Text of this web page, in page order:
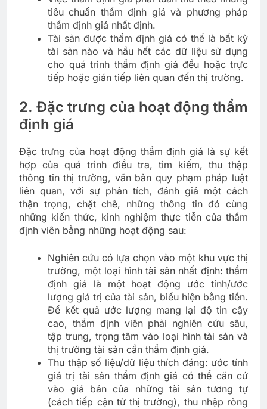
tiêu chuẩn thẩm định giá và phương pháp
thẩm định giá nhất định.
Tài sản được thẩm định giá có thể là bất kỳ
tài sản nào và hầu hết các dữ liệu sử dụng
cho quá trình thẩm định giá đều hoặc trực
tiếp hoặc gián tiếp liên quan đến thị trường.
2. Đặc trưng của hoạt động thẩm
định giá
Đặc trưng của hoạt động thẩm định giá là sự kết
hợp của quá trình điều tra, tìm kiếm, thu thập
thông tin thị trường, văn bản quy phạm pháp luật
liên quan, với sự phân tích, đánh giá một cách
thận trọng, chặt chẽ, những thông tin đó cùng
những kiến thức, kinh nghiệm thực tiễn của thẩm
định viên bằng những hoạt động sau:
Nghiên cứu có lựa chọn vào một khu vực thị
trường, một loại hình tài sản nhất định: thẩm
định giá là một hoạt động ước tính/ước
lượng giá trị của tài sản, biểu hiện bằng tiền.
Để kết quả ước lượng mang lại độ tin cậy
cao, thẩm định viên phải nghiên cứu sâu,
tập trung, trọng tâm vào loại hình tài sản và
thị trường tài sản cần thẩm định giá.
Thu thập số liệu/dữ liệu thích đáng: ước tính
giá trị tài sản thẩm định giá có thể căn cứ
vào giá bán của những tài sản tương tự
(cách tiếp cận từ thị trường), thu nhập ròng